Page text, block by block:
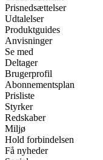
Prisnedsættelser
Udtalelser
Produktguides
Anvisninger
Se med
Deltager
Brugerprofil
Abonnementsplan
Prisliste
Styrker
Redskaber
Miljø
Hold forbindelsen
Få nyheder